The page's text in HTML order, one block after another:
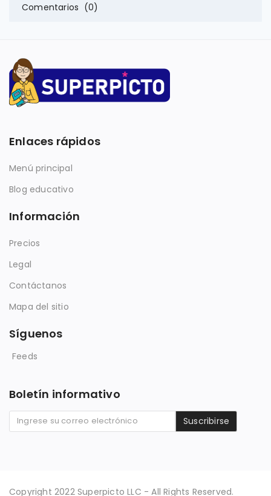
Comentarios (0)
Enlaces rápidos
Menú principal
Blog educativo
Información
Precios
Legal
Contáctanos
Mapa del sitio
Síguenos
Feeds
Boletín informativo
Suscribirse
Copyright 2022 Superpicto LLC - All Rights Reserved.